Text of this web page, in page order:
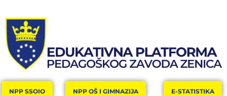
NPP SSOIO NPP OŠ I GIMNAZIJA E-STATISTIKA